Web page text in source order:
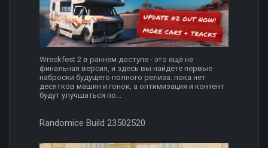
Wreckfest 2 в раннем доступе - это ещё не
финальная версия, и здесь вы найдёте первые
наброски будущего полного релиза: пока нет
десятков машин и гонок, а оптимизация и контент
будут улучшаться по...
Randomice Build 23502520